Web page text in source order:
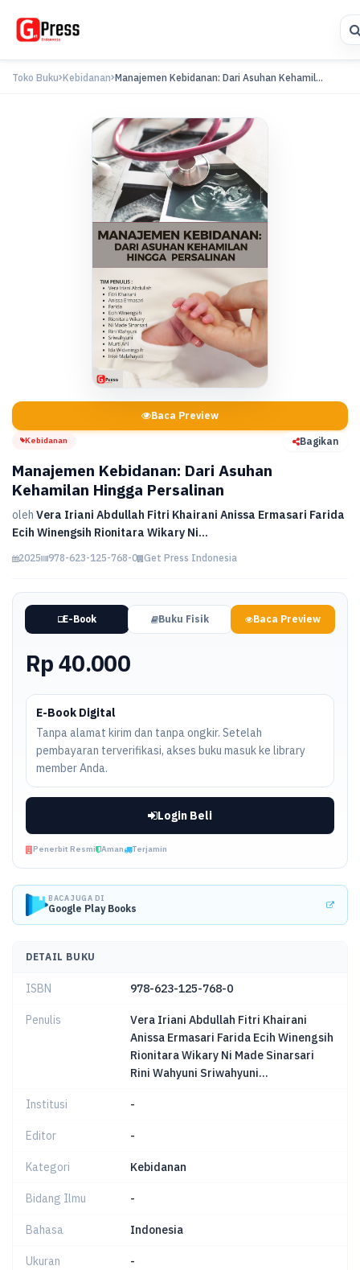
Toko Buku Kebidanan Manajemen Kebidanan: Dari Asuhan Kehamil...
Baca Preview
Kebidanan Bagikan
Manajemen Kebidanan: Dari Asuhan
Kehamilan Hingga Persalinan
olehVera Iriani Abdullah Fitri Khairani Anissa Ermasari Farida
Ecih Winengsih Rionitara Wikary Ni...
2025 978-623-125-768-0 Get Press Indonesia
E-Book Buku Fisik Baca Preview
Rp 40.000
E-Book Digital
Tanpa alamat kirim dan tanpa ongkir. Setelah
pembayaran terverifikasi, akses buku masuk ke library
member Anda.
Login Beli
Penerbit Resmi Aman Terjamin
BACA JUGA DI
Google Play Books
DETAIL BUKU
ISBN 978-623-125-768-0
Penulis
Vera Iriani Abdullah Fitri Khairani
Anissa Ermasari Farida Ecih Winengsih
Rionitara Wikary Ni Made Sinarsari
Rini Wahyuni Sriwahyuni...
Institusi -
Editor -
Kategori Kebidanan
Bidang Ilmu -
Bahasa Indonesia
Ukuran -